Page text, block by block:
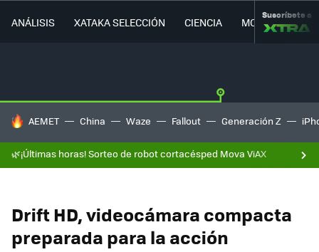
ANÁLISIS XATAKA SELECCIÓN CIENCIA MOVILIDAD
Suscríbete a
HOY SE HABLA DE
AEMET China Waze Fallout Generación Z
🌿¡Últimas horas! Sorteo de robot cortacésped Mova ViAX
Drift HD, videocámara compacta
preparada para la acción